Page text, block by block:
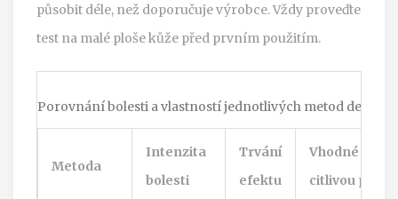
působit déle, než doporučuje výrobce. Vždy proveďte
test na malé ploše kůže před prvním použitím.
Porovnání bolesti a vlastností jednotlivých metod depilace
Metoda
Intenzita
bolesti
Trvání
efektu
Vhodné pro
citlivou pleť